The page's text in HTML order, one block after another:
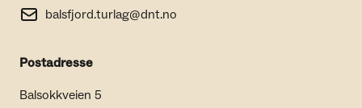
balsfjord.turlag@dnt.no
Postadresse
Balsokkveien 5